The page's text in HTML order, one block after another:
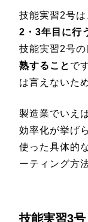
技能実習2号は
2・3年目に行
技能実習2号の
熟すること で
は言えないた
製造業でいえ
効率化が挙げ
使った具体的
ーティング方
技能実習3号